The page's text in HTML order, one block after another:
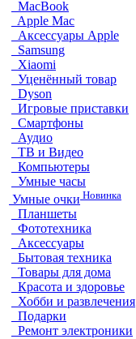
MacBook
Apple Mac
Аксессуары Apple
Samsung
Xiaomi
Уценённый товар
Dyson
Игровые приставки
Смартфоны
Аудио
ТВ и Видео
Компьютеры
Умные часы
Умные очки Новинка
Планшеты
Фототехника
Аксессуары
Бытовая техника
Товары для дома
Красота и здоровье
Хобби и развлечения
Подарки
Ремонт электроники